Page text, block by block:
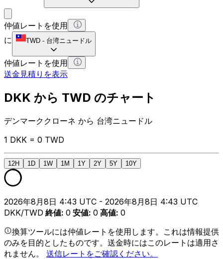
仲値レートを使用
に
TWD - 台湾ニュードル
仲値レートを使用
送金見積りを表示
DKK から TWD のチャート
デンマーククローネ から 台湾ニュードル
1 DKK = 0 TWD
12H 1D 1W 1M 1Y 2Y 5Y 10Y
2026年8月8日 4:43 UTC - 2026年8月8日 4:43 UTC
DKK/TWD 終値: 0 安値: 0 高値: 0
換算ツールには仲値レートを使用します。これは情報提供
のみを目的としたものです。送金時にはこのレートは適用さ
れません。 送信レートをご確認ください。